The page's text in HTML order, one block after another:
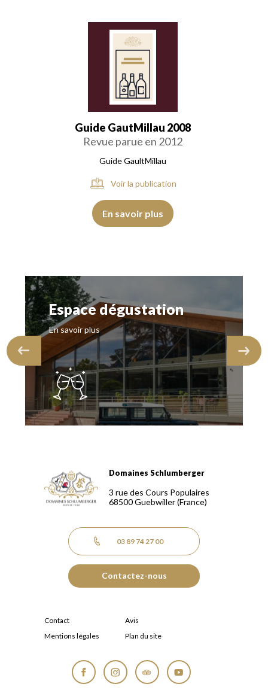
Guide GautMillau 2008
Revue parue en 2012
Guide GaultMillau
Voir la publication
En savoir plus
Espace dégustation
En savoir plus
Domaines Schlumberger Vignerons 100% récoltants
Domaines Schlumberger
3 rue des Cours Populaires
68500Guebwiller(France)
03 89 74 27 00
Contactez-nous
Contact
Avis
Mentions légales
Plan du site